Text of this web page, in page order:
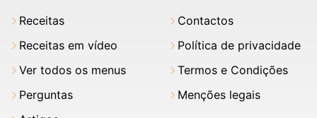
Receitas
Receitas em vídeo
Ver todos os menus
Perguntas
Contactos
Política de privacidade
Termos e Condições
Menções legais